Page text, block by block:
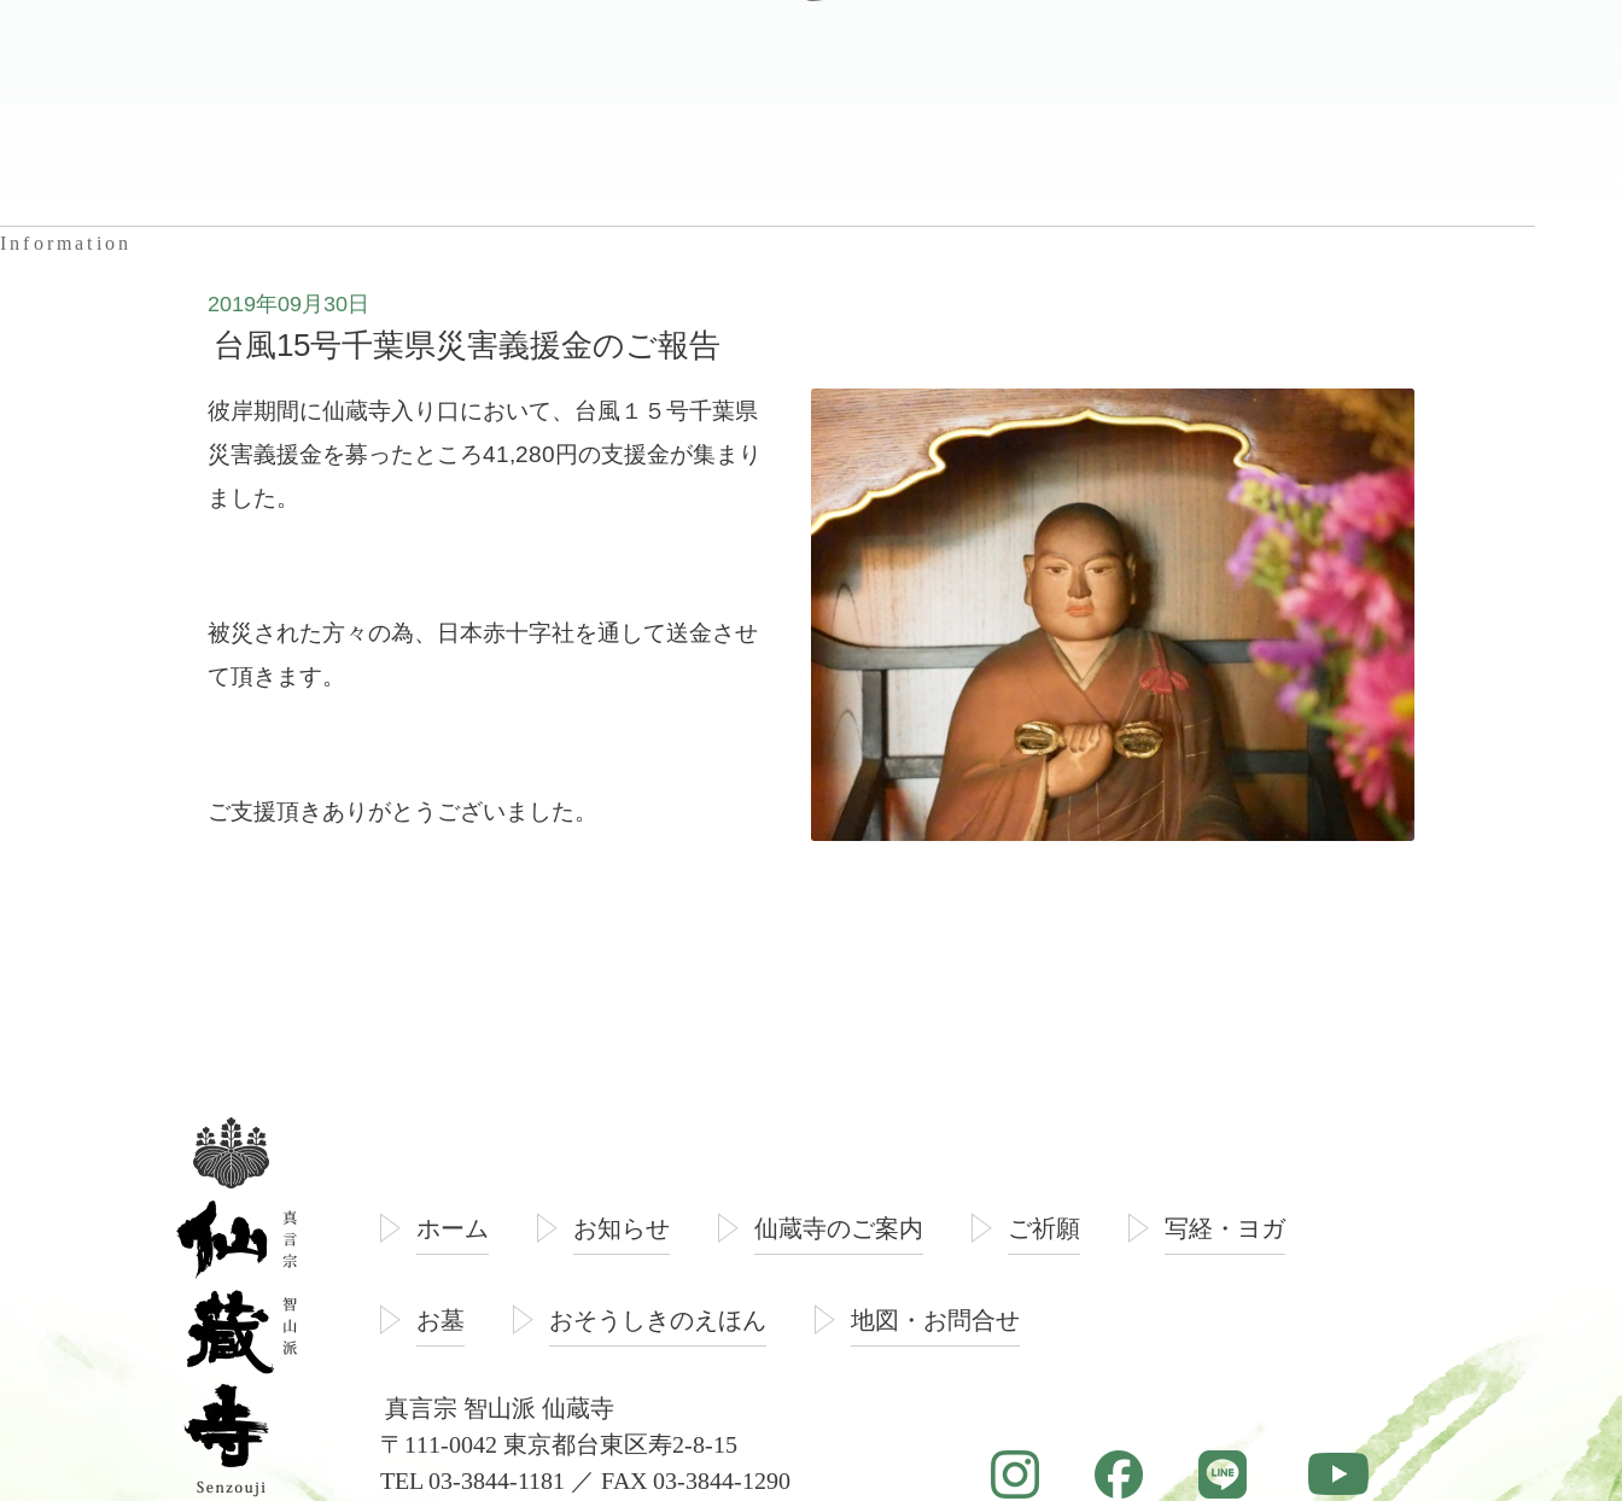
Information
2019年09月30日
台風15号千葉県災害義援金のご報告
彼岸期間に仙蔵寺入り口において、台風１５号千葉県
災害義援金を募ったところ41,280円の支援金が集まり
ました。
被災された方々の為、日本赤十字社を通して送金させ
て頂きます。
ご支援頂きありがとうございました。
ホーム お知らせ 仙蔵寺のご案内 ご祈願 写経・ヨガ
お墓 おそうしきのえほん 地図・お問合せ
真言宗 智山派 仙蔵寺
〒111-0042 東京都台東区寿2-8-15
TEL 03-3844-1181 ／ FAX 03-3844-1290